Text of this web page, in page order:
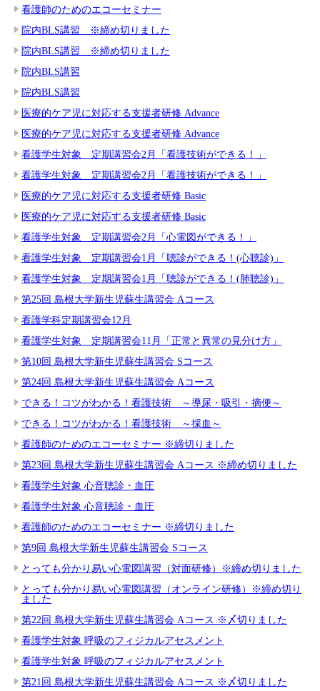
看護師のためのエコーセミナー
院内BLS講習 ※締め切りました
院内BLS講習 ※締め切りました
院内BLS講習
院内BLS講習
医療的ケア児に対応する支援者研修 Advance
医療的ケア児に対応する支援者研修 Advance
看護学生対象 定期講習会2月「看護技術ができる！」
看護学生対象 定期講習会2月「看護技術ができる！」
医療的ケア児に対応する支援者研修 Basic
医療的ケア児に対応する支援者研修 Basic
看護学生対象 定期講習会2月「心電図ができる！」
看護学生対象 定期講習会1月「聴診ができる！(心聴診)」
看護学生対象 定期講習会1月「聴診ができる！(肺聴診)」
第25回 島根大学新生児蘇生講習会 Aコース
看護学科定期講習会12月
看護学生対象 定期講習会11月「正常と異常の見分け方」
第10回 島根大学新生児蘇生講習会 Sコース
第24回 島根大学新生児蘇生講習会 Aコース
できる！コツがわかる！看護技術 ～導尿・吸引・摘便～
できる！コツがわかる！看護技術 ～採血～
看護師のためのエコーセミナー ※締切りました
第23回 島根大学新生児蘇生講習会 Aコース ※締め切りました
看護学生対象 心音聴診・血圧
看護学生対象 心音聴診・血圧
看護師のためのエコーセミナー ※締切りました
第9回 島根大学新生児蘇生講習会 Sコース
とっても分かり易い心電図講習（対面研修）※締め切りました
とっても分かり易い心電図講習（オンライン研修）※締め切り
ました
第22回 島根大学新生児蘇生講習会 Aコース ※〆切りました
看護学生対象 呼吸のフィジカルアセスメント
看護学生対象 呼吸のフィジカルアセスメント
第21回 島根大学新生児蘇生講習会 Aコース ※〆切りました